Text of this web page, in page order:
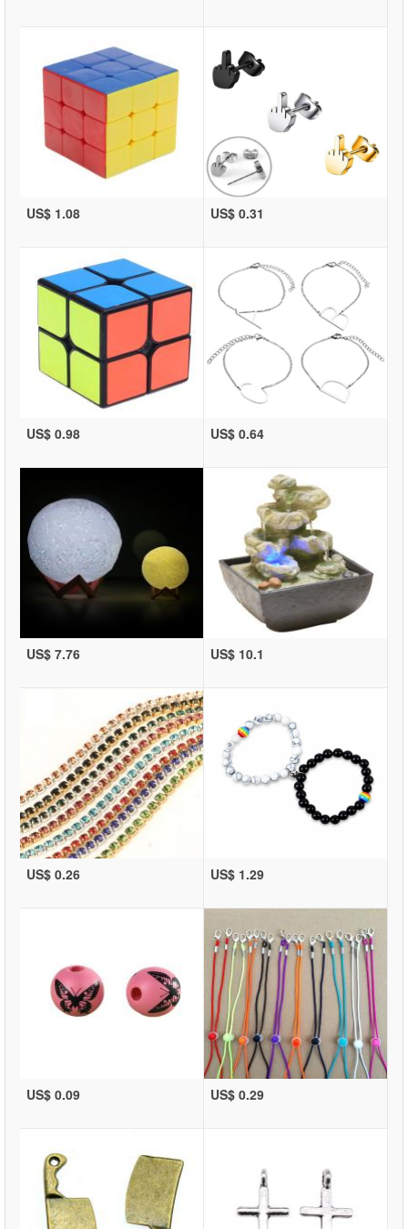
US$ 1.08 US$ 0.31
US$ 0.98 US$ 0.64
US$ 7.76 US$ 10.1
US$ 0.26 US$ 1.29
US$ 0.09 US$ 0.29